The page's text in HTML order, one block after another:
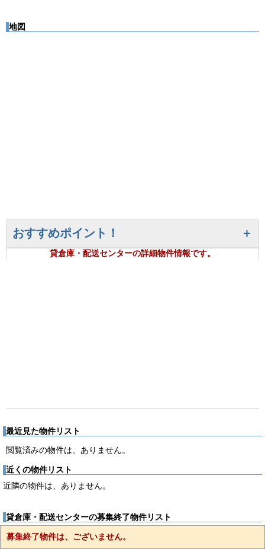
地図
おすすめポイント！
貸倉庫・配送センターの詳細物件情報です。
最近見た物件リスト
閲覧済みの物件は、ありません。
近くの物件リスト
近隣の物件は、ありません。
貸倉庫・配送センターの募集終了物件リスト
募集終了物件は、ございません。